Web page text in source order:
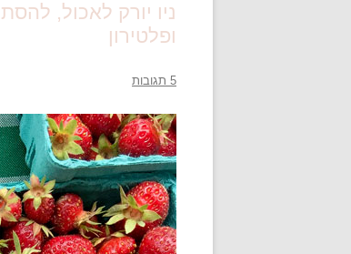
ניו יורק לאכול,
ופלטירון
5 תגובות